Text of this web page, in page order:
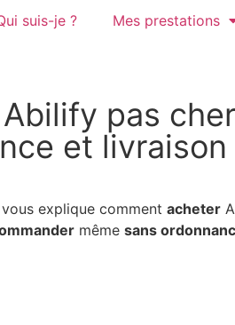
suis-je ? Mes prestations
pas
et
explique comment acheter
même sans